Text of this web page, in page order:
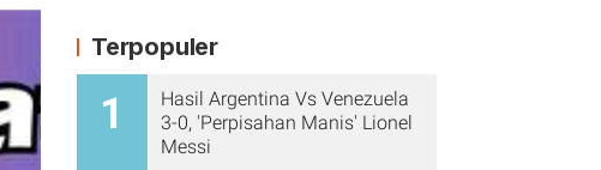
Terpopuler
1
Hasil Argentina Vs Venezuela
3-0, 'Perpisahan Manis' Lionel
Messi